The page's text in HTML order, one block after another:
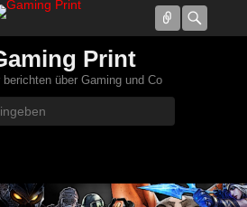
Connect
Print
berichten über Gaming und Co